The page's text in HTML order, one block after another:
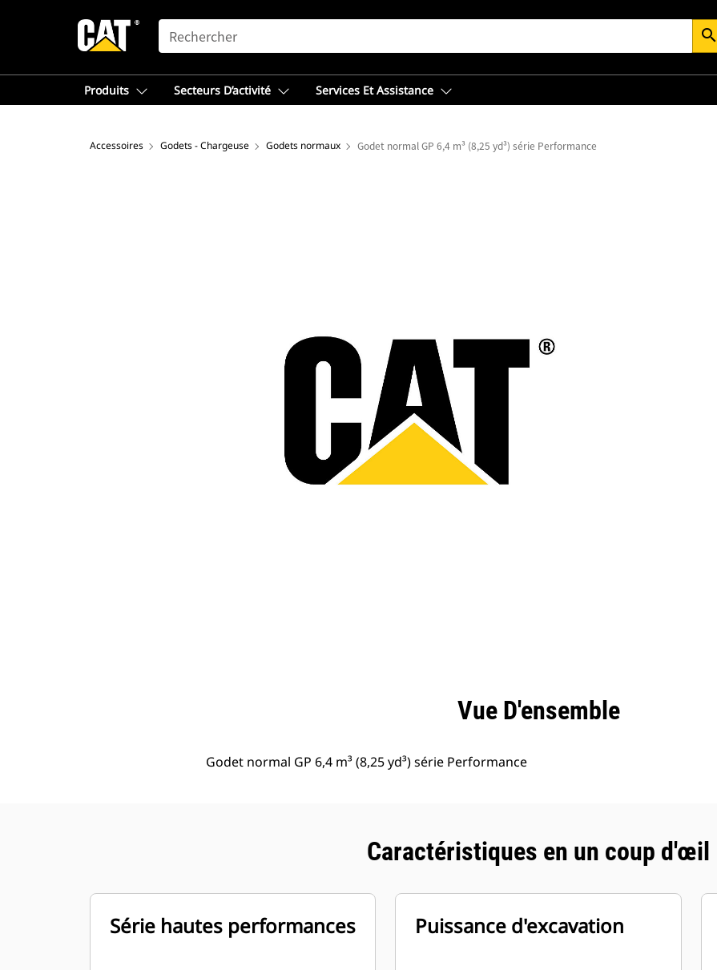
SEARCH search
Produits Secteurs D’activité Services Et Assistance
Accessoires Godets - Chargeuse Godets normaux Godet normal GP 6,4 m³ (8,25 yd³) série Performance
Vue D'ensemble
Godet normal GP 6,4 m³ (8,25 yd³) série Performance
Caractéristiques en un coup d'œil
Série hautes performances Puissance d'excavation